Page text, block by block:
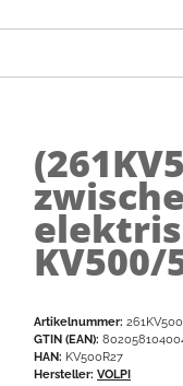
Artikelnummer:
GTIN (EAN):
HAN: KV500R27
Hersteller: VOLPI